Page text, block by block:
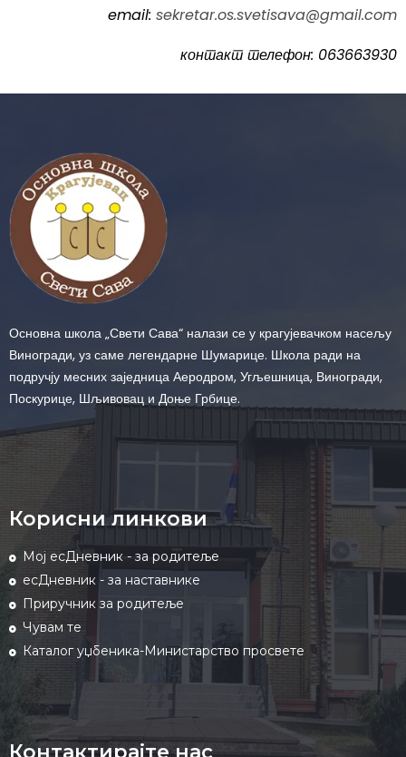
email: sekretar.os.svetisava@gmail.com
контакт телефон: 063663930
Основна школа „Свети Сава“ налази се у крагујевачком насељу
Виногради, уз саме легендарне Шумарице. Школа ради на
подручју месних заједница Аеродром, Угљешница, Виногради,
Поскурице, Шљивовац и Доње Грбице.
Корисни линкови
Мој есДневник - за родитеље
есДневник - за наставнике
Приручник за родитеље
Чувам те
Каталог уџбеника-Министарство просвете